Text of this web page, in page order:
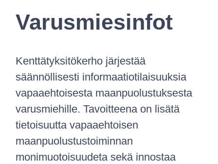
Varusmiesinfot
Kenttätyksitökerho järjestää
säännöllisesti informaatiotilaisuuksia
vapaaehtoisesta maanpuolustuksesta
varusmiehille. Tavoitteena on lisätä
tietoisuutta vapaaehtoisen
maanpuolustustoiminnan
monimuotoisuudeta sekä innostaa